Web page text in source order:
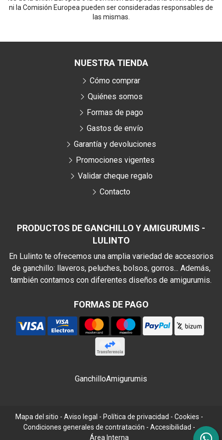
ni la Comisión Europea pueden ser consideradas responsables de
las mismas.
PRODUCTOS DE GANCHILLO Y AMIGURUMIS -
LULINTO
En Lulinto te ofrecemos una amplia variedad de accesorios
de ganchillo: llaveros, peluches, bolsos, gorros... Además,
también contamos con diferentes diseños de amigurumis.
FORMAS DE PAGO
NUESTRA TIENDA
Cómo comprar
Quiénes somos
Formas de pago
Gastos de envío
Garantía y devoluciones
Promociones vigentes
Validar cheque regalo
Contacto
GanchilloAmigurumis
Mapa del sitio - Aviso legal - Política de privacidad - Cookies -
Condiciones generales de contratación - Accesibilidad -
Área Interna